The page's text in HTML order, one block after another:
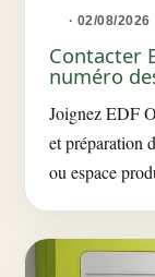
· 02/08/2026
Contacter
numéro
Joignez EDF
et préparation
ou espace